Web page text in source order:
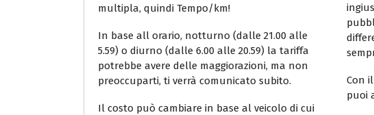
multipla, quindi Tempo/km!
In base all orario, notturno (dalle 21.00 alle
5.59) o diurno (dalle 6.00 alle 20.59) la tariffa
potrebbe avere delle maggiorazioni, ma non
preoccuparti, ti verrà comunicato subito.
Il costo può cambiare in base al veicolo di cui
Con
puoi